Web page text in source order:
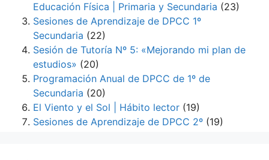
Educación Física | Primaria y Secundaria (23)
Sesiones de Aprendizaje de DPCC 1º
Secundaria (22)
Sesión de Tutoría Nº 5: «Mejorando mi plan de
estudios» (20)
Programación Anual de DPCC de 1º de
Secundaria (20)
El Viento y el Sol | Hábito lector (19)
Sesiones de Aprendizaje de DPCC 2º (19)